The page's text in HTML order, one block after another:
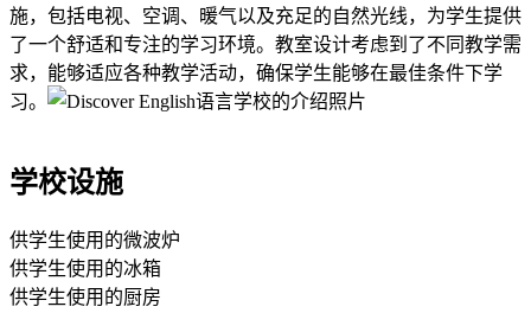
施，包括电视、空调、暖气以及充足的自然光线，为学生提供
了一个舒适和专注的学习环境。教室设计考虑到了不同教学需
求，能够适应各种教学活动，确保学生能够在最佳条件下学
习。
学校设施
供学生使用的微波炉
供学生使用的冰箱
供学生使用的厨房